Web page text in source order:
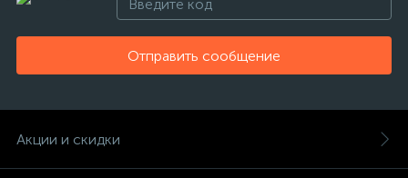
Отправить сообщение
Акции и скидки